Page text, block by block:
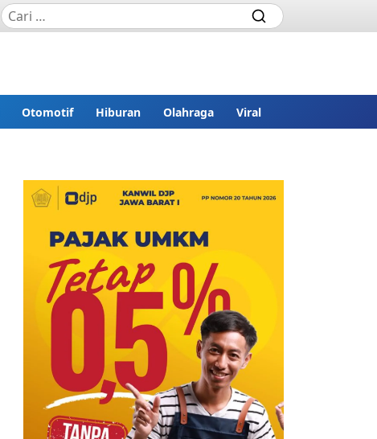
Otomotif Hiburan Olahraga Viral